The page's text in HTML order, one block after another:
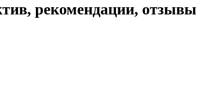
рекомендации, отзывы